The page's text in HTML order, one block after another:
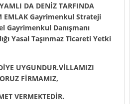
DA DENİZ TARFINDA
EMLAK Gayrimenkul Strateji
Gayrimenkul Danışmanı
Yasal Taşınmaz Ticareti Yetki
UYGUNDUR.VİLLAMIZI
FİRMAMIZ,
VERMEKTEDİR.